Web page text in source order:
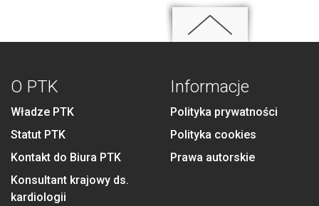
O PTK
Władze PTK
Statut PTK
Kontakt do Biura PTK
Konsultant krajowy ds.
kardiologii
Informacje
Polityka prywatności
Polityka cookies
Prawa autorskie